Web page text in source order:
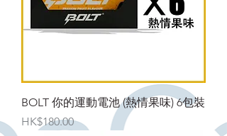
BOLT 你的運動電池 (熱情果味) 6包裝
價格
HK$180.00